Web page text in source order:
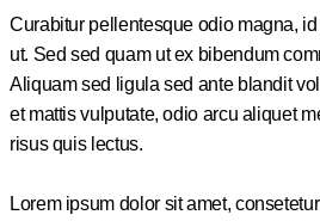
Curabitur pellentesque odio magna,
ut. Sed sed quam ut ex bibendum
Aliquam sed ligula sed ante blandit
et mattis vulputate, odio arcu aliquet
risus quis lectus.
Lorem ipsum dolor sit amet,